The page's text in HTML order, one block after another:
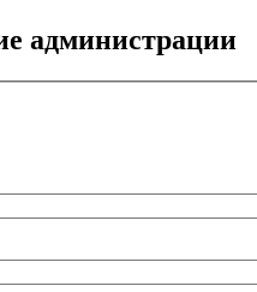
администрации